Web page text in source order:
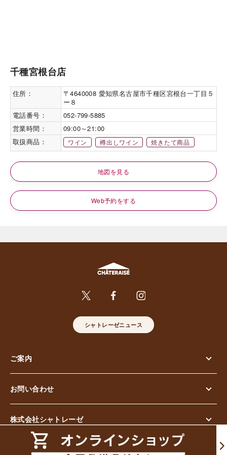
千種宮根台店
住所：
〒4640008 愛知県名古屋市千種区宮根台一丁目５
ー８
電話番号：
052-799-5885
営業時間：
09:00～21:00
取扱商品：
ワイン 樽出しワイン 焼きたて商品
地図を見る
Web予約をする
シャトレーゼニュース
ご案内
お問い合わせ
株式会社シャトレーゼ
© Chateraise Co.,Ltd. All Rights Reserved.